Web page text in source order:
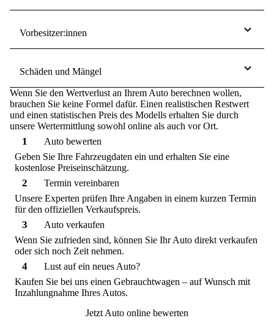
Vorbesitzer:innen
Schäden und Mängel
Wenn Sie den Wertverlust an Ihrem Auto berechnen wollen,
brauchen Sie keine Formel dafür. Einen realistischen Restwert
und einen statistischen Preis des Modells erhalten Sie durch
unsere Wertermittlung sowohl online als auch vor Ort.
1
Auto bewerten
Geben Sie Ihre Fahrzeugdaten ein und erhalten Sie eine
kostenlose Preiseinschätzung.
2
Termin vereinbaren
Unsere Experten prüfen Ihre Angaben in einem kurzen Termin
für den offiziellen Verkaufspreis.
3
Auto verkaufen
Wenn Sie zufrieden sind, können Sie Ihr Auto direkt verkaufen
oder sich noch Zeit nehmen.
4
Lust auf ein neues Auto?
Kaufen Sie bei uns einen Gebrauchtwagen – auf Wunsch mit
Inzahlungnahme Ihres Autos.
Jetzt Auto online bewerten